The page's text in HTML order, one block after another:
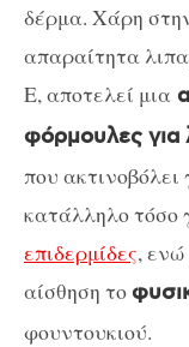
δέρμα. Χάρη
απαραίτητα
Ε, αποτελεί μια
φόρμουλες για
που
κατάλληλο τόσο
επιδερμίδες, ενώ
αίσθηση το
φουντουκιού.